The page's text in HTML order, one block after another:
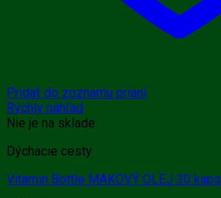
Pridať do zoznamu prianí
Rýchly náhľad
Nie je na sklade
Dýchacie cesty
Vitamin Bottle MAKOVÝ OLEJ 30 kaps